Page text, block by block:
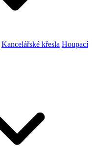
Kancelářské křesla Houpací